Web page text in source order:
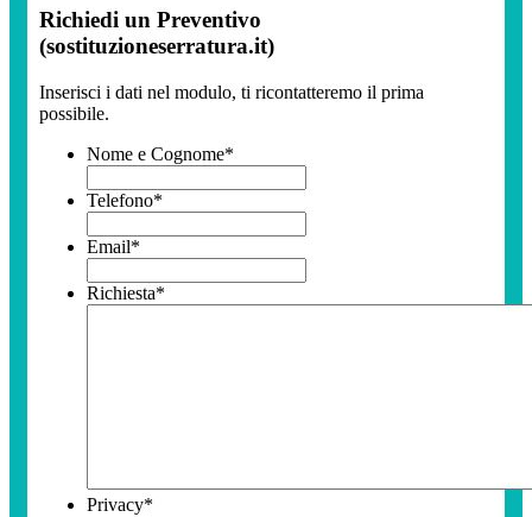
Richiedi un Preventivo
(sostituzioneserratura.it)
Inserisci i dati nel modulo, ti ricontatteremo il prima
possibile.
Nome e Cognome*
Telefono*
Email*
Richiesta*
Privacy*